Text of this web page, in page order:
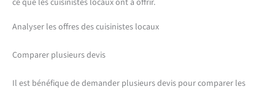
Analyser les offres des cuisinistes locaux
Comparer plusieurs devis
Il est bénéfique de demander plusieurs devis pour comparer les